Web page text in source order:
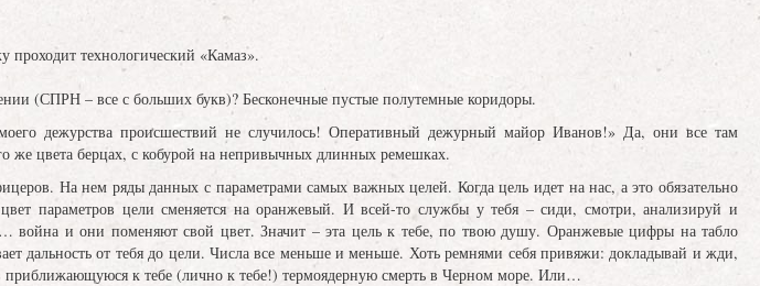
проходит технологический «Камаз».
(СПРН – все с больших букв)? Бесконечные пустые полутемные коридоры.
дежурства происшествий не случилось! Оперативный дежурный майор Иванов!» Да, они все там
же цвета берцах, с кобурой на непривычных длинных ремешках.
На нем ряды данных с параметрами самых важных целей. Когда цель идет на нас, а это обязательно
цвет параметров цели сменяется на оранжевый. И всей-то службы у тебя – сиди, смотри, анализируй и
война и они поменяют свой цвет. Значит – эта цель к тебе, по твою душу. Оранжевые цифры на табло
дальность от тебя до цели. Числа все меньше и меньше. Хоть ремнями себя привяжи: докладывай и жди,
приближающуюся к тебе (лично к тебе!) термоядерную смерть в Черном море. Или…